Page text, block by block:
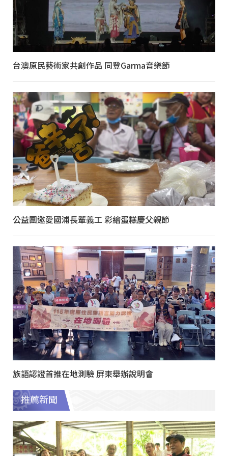
台澳原民藝術家共創作品 同登Garma音樂節
公益團邀愛國浦長輩義工 彩繪蛋糕慶父親節
族語認證首推在地測驗 屏東舉辦說明會
推薦新聞